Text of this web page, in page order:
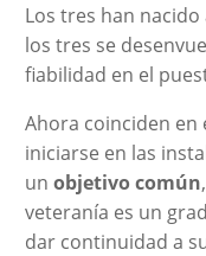
Los tres han nacido
los tres se
fiabilidad en el
Ahora coinciden en
iniciarse en las
un objetivo común
veteranía es un
dar continuidad a